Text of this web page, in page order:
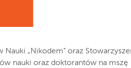
„Nikodem” oraz
nauki oraz doktorantów na mszę